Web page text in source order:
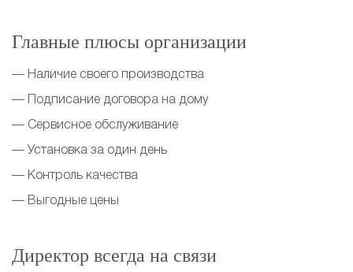
Главные плюсы организации
— Наличие своего производства
— Подписание договора на дому
— Сервисное обслуживание
— Установка за один день
— Контроль качества
— Выгодные цены
Директор всегда на связи